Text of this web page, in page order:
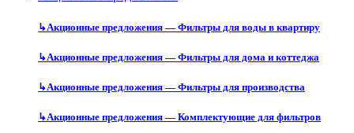
↳Акционные предложения — Фильтры для воды в квартиру
↳Акционные предложения — Фильтры для дома и коттеджа
↳Акционные предложения — Фильтры для производства
↳Акционные предложения — Комплектующие для фильтров